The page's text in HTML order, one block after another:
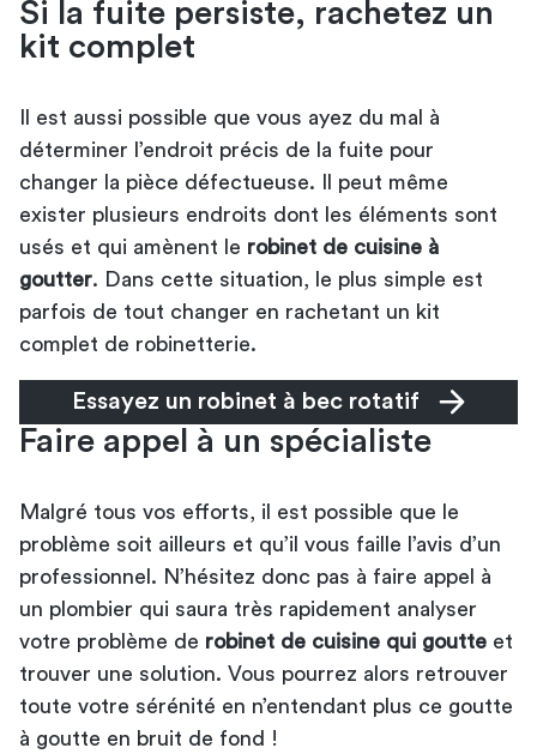
Si la fuite persiste, rachetez un
kit complet
Il est aussi possible que vous ayez du mal à
déterminer l’endroit précis de la fuite pour
changer la pièce défectueuse. Il peut même
exister plusieurs endroits dont les éléments sont
usés et qui amènent le robinet de cuisine à
goutter. Dans cette situation, le plus simple est
parfois de tout changer en rachetant un kit
complet de robinetterie.
Essayez un robinet à bec rotatif
Faire appel à un spécialiste
Malgré tous vos efforts, il est possible que le
problème soit ailleurs et qu’il vous faille l’avis d’un
professionnel. N’hésitez donc pas à faire appel à
un plombier qui saura très rapidement analyser
votre problème de robinet de cuisine qui goutte et
trouver une solution. Vous pourrez alors retrouver
toute votre sérénité en n’entendant plus ce goutte
à goutte en bruit de fond !